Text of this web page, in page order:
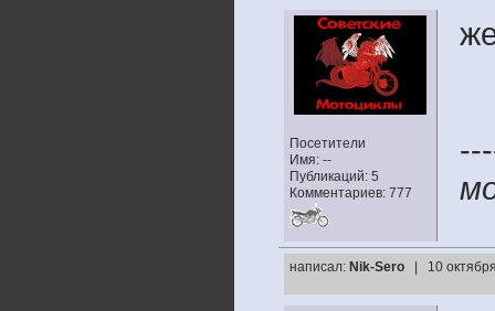
Посетители
Имя: --
Публикаций: 5
Комментариев: 777
написал: Nik-Sero | 10